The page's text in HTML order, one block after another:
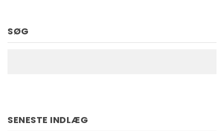
SØG
SENESTE INDLÆG